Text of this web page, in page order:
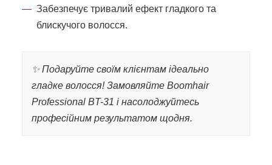
Забезпечує тривалий ефект гладкого та
блискучого волосся.
✨ Подаруйте своїм клієнтам ідеально
гладке волосся! Замовляйте Boomhair
Professional BT-31 і насолоджуйтесь
професійним результатом щодня.